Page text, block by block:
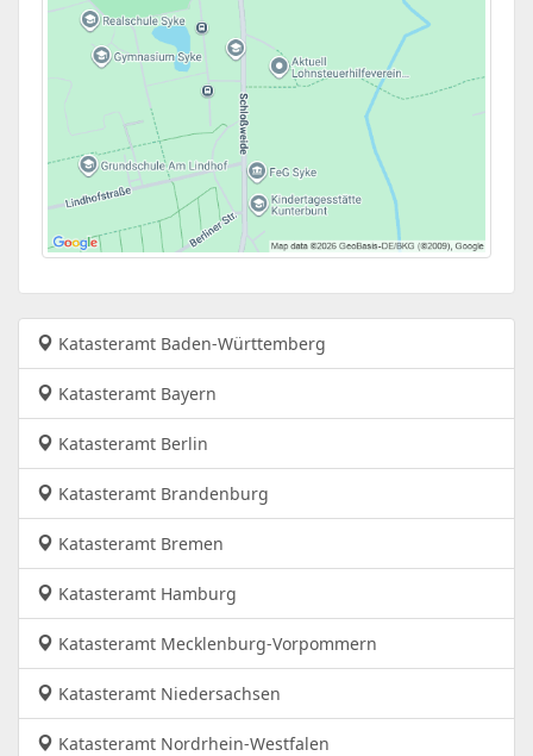
Katasteramt Baden-Württemberg
Katasteramt Bayern
Katasteramt Berlin
Katasteramt Brandenburg
Katasteramt Bremen
Katasteramt Hamburg
Katasteramt Mecklenburg-Vorpommern
Katasteramt Niedersachsen
Katasteramt Nordrhein-Westfalen